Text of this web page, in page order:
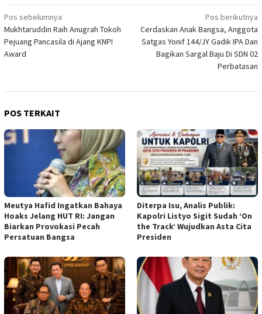
Navigasi
pos
Pos sebelumnya
Mukhtaruddin Raih Anugrah Tokoh
Pejuang Pancasila di Ajang KNPI
Award
Pos berikutnya
Cerdaskan Anak Bangsa, Anggota
Satgas Yonif 144/JY Gadik IPA Dan
Bagikan Sargal Baju Di SDN 02
Perbatasan
POS TERKAIT
Meutya Hafid Ingatkan Bahaya
Hoaks Jelang HUT RI: Jangan
Biarkan Provokasi Pecah
Persatuan Bangsa
Diterpa Isu, Analis Publik:
Kapolri Listyo Sigit Sudah ‘On
the Track’ Wujudkan Asta Cita
Presiden